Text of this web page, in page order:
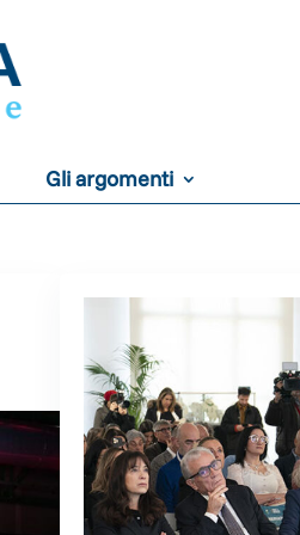
Gli argomenti